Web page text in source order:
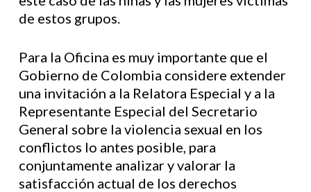
de estos grupos.
Para la Oficina es muy importante que el
Gobierno de Colombia considere extender
una invitación a la Relatora Especial y a la
Representante Especial del Secretario
General sobre la violencia sexual en los
conflictos lo antes posible, para
conjuntamente analizar y valorar la
satisfacción actual de los derechos